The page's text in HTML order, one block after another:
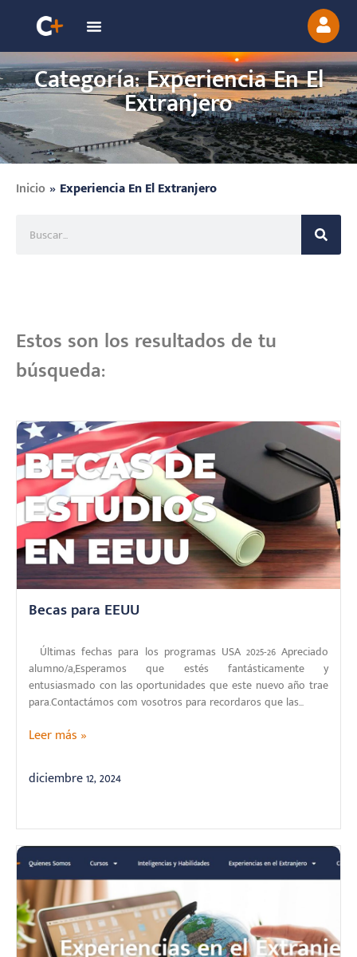
Categoría: Experiencia En El
Extranjero
Inicio» Experiencia En El Extranjero
Estos son los resultados de tu
búsqueda:
Becas para EEUU
Últimas fechas para los programas USA 2025-26 Apreciado
alumno/a,Esperamos que estés fantásticamente y
entusiasmado con las oportunidades que este nuevo año trae
para.Contactámos com vosotros para recordaros que las...
Leer más »
diciembre 12, 2024